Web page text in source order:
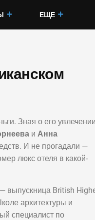
ЕЩЕ
Зная о его увлечении
и Анна
И не прогадали —
люкс отеля в какой-
— выпускница British
архитектуры и
специалист по